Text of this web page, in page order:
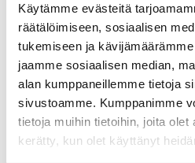
Käytämme evästeitä
räätälöimiseen, sosiaalisen
tukemiseen ja
jaamme sosiaalisen median,
alan kumppaneillemme tietoja
sivustoamme. Kumppanimme
tietoja muihin tietoihin, joita olet
kerätty, kun olet käyttänyt
Millaisia
avoimessa
opiskelua
Lähtekää kokeilemaan
polkuja on muitakin
pääsykokeet!